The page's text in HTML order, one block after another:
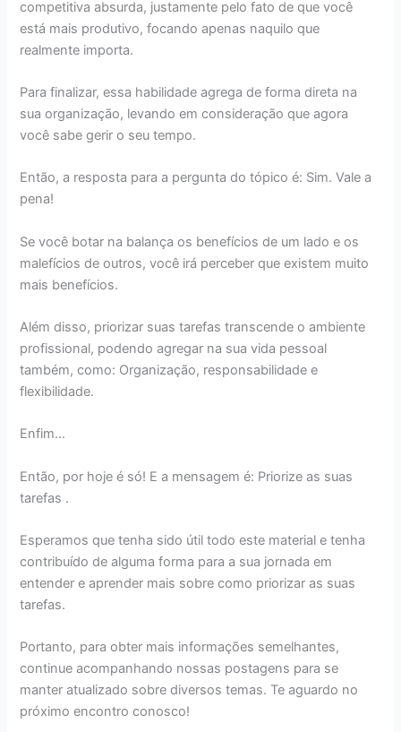
competitiva absurda, justamente pelo fato de que você
está mais produtivo, focando apenas naquilo que
realmente importa.
Para finalizar, essa habilidade agrega de forma direta na
sua organização, levando em consideração que agora
você sabe gerir o seu tempo.
Então, a resposta para a pergunta do tópico é: Sim. Vale a
pena!
Se você botar na balança os benefícios de um lado e os
malefícios de outros, você irá perceber que existem muito
mais benefícios.
Além disso, priorizar suas tarefas transcende o ambiente
profissional, podendo agregar na sua vida pessoal
também, como: Organização, responsabilidade e
flexibilidade.
Enfim…
Então, por hoje é só! E a mensagem é: Priorize as suas
tarefas .
Esperamos que tenha sido útil todo este material e tenha
contribuído de alguma forma para a sua jornada em
entender e aprender mais sobre como priorizar as suas
tarefas.
Portanto, para obter mais informações semelhantes,
continue acompanhando nossas postagens para se
manter atualizado sobre diversos temas. Te aguardo no
próximo encontro conosco!